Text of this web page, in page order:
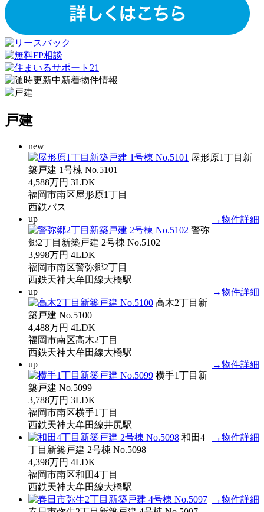
戸建
new
屋形原1丁目新
築戸建 1号棟 No.5101
4,588万円 3LDK
福岡市南区屋形原1丁目
西鉄バス
→物件詳細
up
警弥
郷2丁目新築戸建 2号棟 No.5102
3,998万円 4LDK
福岡市南区警弥郷2丁目
西鉄天神大牟田線大橋駅
→物件詳細
up
高木2丁目新
築戸建 No.5100
4,488万円 4LDK
福岡市南区高木2丁目
西鉄天神大牟田線大橋駅
→物件詳細
up
横手1丁目新
築戸建 No.5099
3,788万円 3LDK
福岡市南区横手1丁目
西鉄天神大牟田線井尻駅
→物件詳細
和田4
丁目新築戸建 2号棟 No.5098
4,398万円 4LDK
福岡市南区和田4丁目
西鉄天神大牟田線大橋駅
→物件詳細